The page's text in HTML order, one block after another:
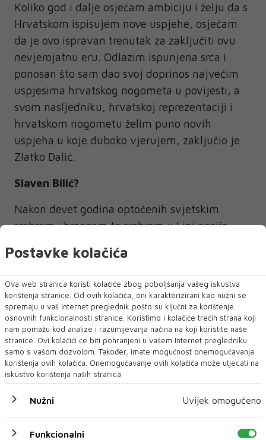
Koliko god i dalje osjećam ambiciju i želju da s
Hrvatskom ispisujem nove uspjehe, osjećam
da je ovo ispravan trenutak za zaključiti ovu
nevjerojatnu eru. Odlazim ispunjena srca i
ponosan što sam dao svoj doprinos najvećim
uspjesima hrvatskog nogometa u povijesti, a
svom nasljedniku, hrvatskoj reprezentaciji i
hrvatskom nogometu želim puno novih
uspjeha u koje duboko vjerujem, zaključio je
Zlatko Dalić.
Slaven Bilić?
Nakon devet godina optočenih svjetskim
srebrom i broncom te srebrom u Ligi nacija
je vrijeme za novog čovjeka, a prema svemu
što dosad znamo to bi trebao biti Slaven Bilić,
koji je istu dužnost već obavljao od 2006. do
2012. godine. Bilić je prvi Kustićev kandidat,
preliminarni razgovori su obavljeni još ranije,
no tek treba sjesti na završni dogovor o
uvjetima, stožeru i nekim novim idejama koje
bi donio. Dakako, stisnu li si ruke Kustić i Bilić,
Postavke kolačića
Ova web stranica koristi kolačiće zbog poboljšanja vašeg iskustva
korištenja stranice. Od ovih kolačića, oni karakterizirani kao nužni se
spremaju u vaš Internet preglednik pošto su ključni za korištenje
osnovnih funkcionalnosti stranice. Koristimo i kolačiće trećih strana koji
nam pomažu kod analize i razumijevanja načina na koji koristite naše
stranice. Ovi kolačići će biti pohranjeni u vašem Internet pregledniku
samo s vašom dozvolom. Također, imate mogućnost onemogućavanja
korištenja ovih kolačića. Onemogućavanje ovih kolačića može utjecati na
iskustvo korištenja naših stranica.
Nužni Uvijek omogućeno
Funkcionalni